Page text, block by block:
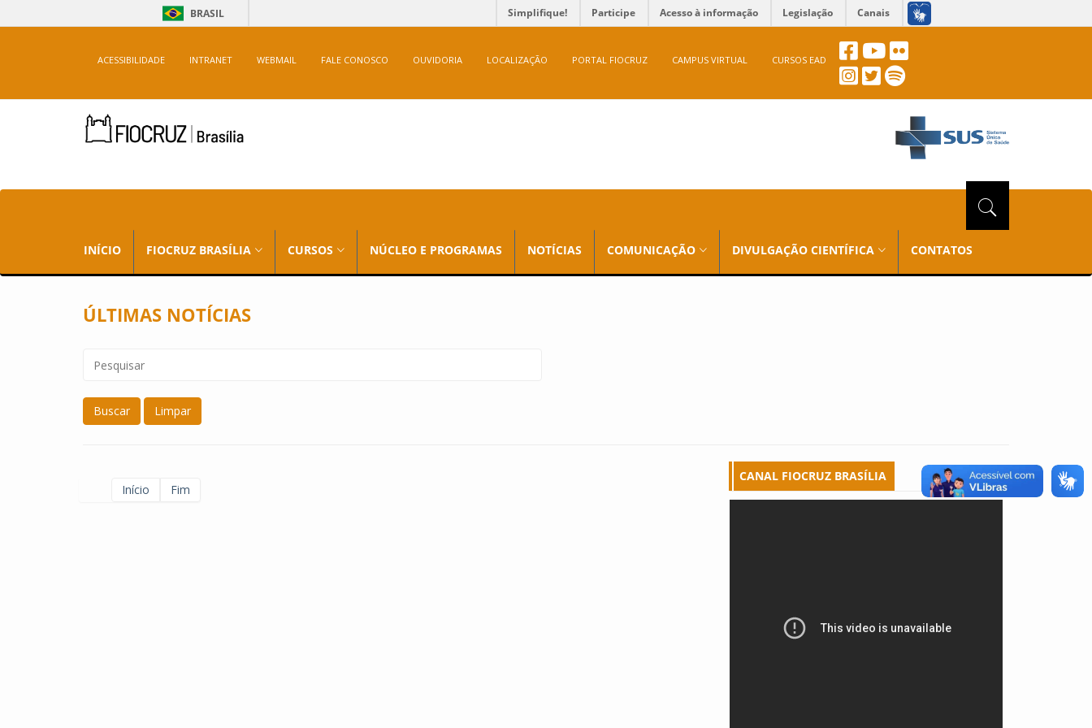
BRASIL Simplifique! Participe Acesso à informação Legislação Canais
ACESSIBILIDADE INTRANET WEBMAIL FALE CONOSCO OUVIDORIA LOCALIZAÇÃO PORTAL FIOCRUZ CAMPUS VIRTUAL CURSOS EAD
INÍCIO FIOCRUZ BRASÍLIA CURSOS NÚCLEO E PROGRAMAS NOTÍCIAS COMUNICAÇÃO DIVULGAÇÃO CIENTÍFICA CONTATOS
ÚLTIMAS NOTÍCIAS
Buscar Limpar
Início Fim
CANAL FIOCRUZ BRASÍLIA